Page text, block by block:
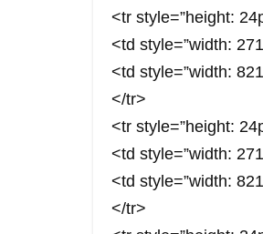
<tr style=”height:
<td style=”width:
<td style=”width:
</tr>
<tr style=”height:
<td style=”width:
<td style=”width:
</tr>